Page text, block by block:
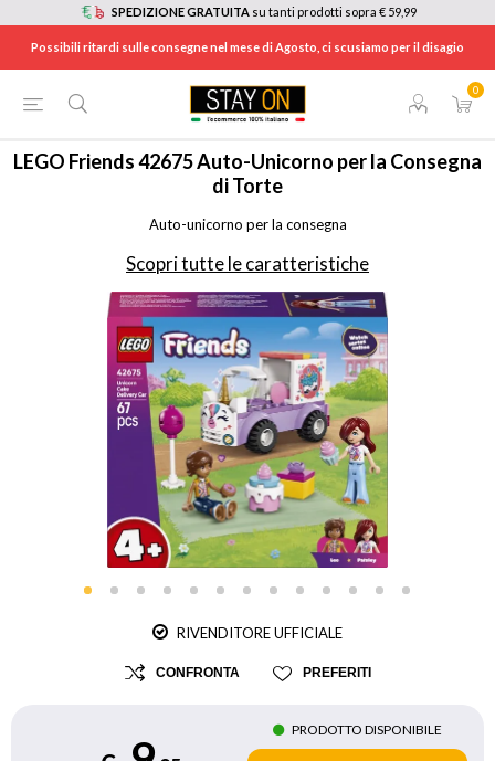
SPEDIZIONE GRATUITA su tanti prodotti sopra € 59,99
Possibili ritardi sulle consegne nel mese di Agosto, ci scusiamo per il disagio
0
HOME TEMPO LIBERO / GIOCATTOLI 42675
LEGO Friends 42675 Auto-Unicorno per la Consegna
di Torte
Auto-unicorno per la consegna
Scopri tutte le caratteristiche
RIVENDITORE UFFICIALE
CONFRONTA PREFERITI
PRODOTTO DISPONIBILE